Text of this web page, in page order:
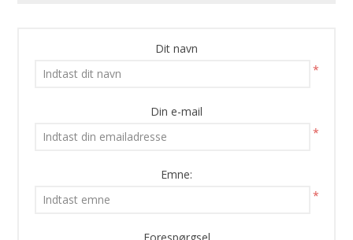
Dit navn
*
Din e-mail
*
Emne:
*